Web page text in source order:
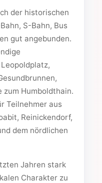
der historischen
S-Bahn, Bus
gut angebunden.
zum Humboldthain.
Teilnehmer aus
Reinickendorf,
dem nördlichen
Jahren stark
Charakter zu